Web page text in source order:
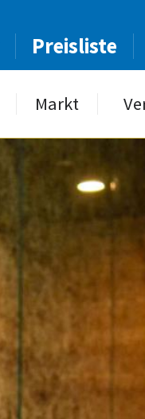
Preisliste
Markt